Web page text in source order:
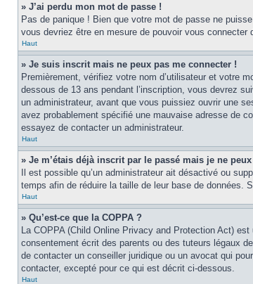
» J’ai perdu mon mot de passe !
Pas de panique ! Bien que votre mot de passe ne
vous devriez être en mesure de pouvoir vous connecter
Haut
» Je suis inscrit mais ne peux pas me connecter !
Premièrement, vérifiez votre nom d’utilisateur et votre
dessous de 13 ans pendant l’inscription, vous devrez
un administrateur, avant que vous puissiez ouvrir une
avez probablement spécifié une mauvaise adresse de
essayez de contacter un administrateur.
Haut
» Je m’étais déjà inscrit par le passé mais je ne
Il est possible qu’un administrateur ait désactivé ou
temps afin de réduire la taille de leur base de
Haut
» Qu’est-ce que la COPPA ?
La COPPA (Child Online Privacy and Protection Act)
consentement écrit des parents ou des tuteurs légaux
de contacter un conseiller juridique ou un avocat qui
contacter, excepté pour ce qui est décrit ci-dessous.
Haut